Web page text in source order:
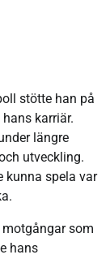
stötte han på
karriär.
längre
utveckling.
kunna spela var
som
hans